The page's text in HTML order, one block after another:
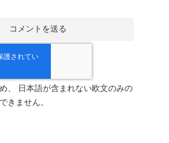
、 日本語が含まれない欧文のみの
きません。